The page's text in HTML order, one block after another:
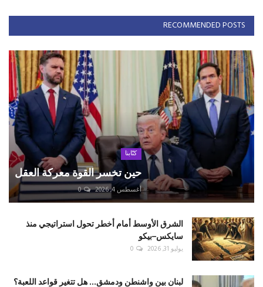
RECOMMENDED POSTS
كتّابنا
حين تخسر القوة معركة العقل
أغسطس 4, 2026 0
الشرق الأوسط أمام أخطر تحول استراتيجي منذ
سايكس–بيكو
يوليو 31, 2026 0
لبنان بين واشنطن ودمشق... هل تتغير قواعد اللعبة؟